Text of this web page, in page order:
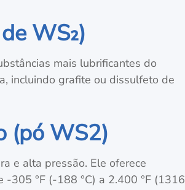
WS₂)
mais lubrificantes do
incluindo grafite ou dissulfeto de
(pó WS2)
e alta pressão. Ele oferece
-305 °F (-188 °C) a 2.400 °F (1316